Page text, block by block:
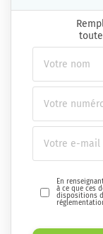
En
à ce que ces
dispositions